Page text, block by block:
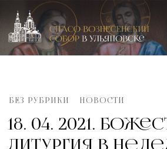
Спасо-Вознесенский кафедральный
БЕЗ РУБРИКИ НОВОСТИ
18. 04. 2021.